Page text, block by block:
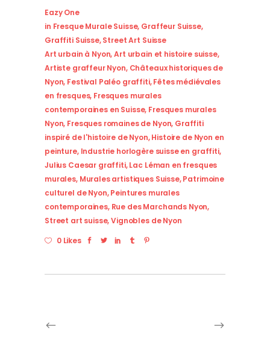
Eazy One
in Fresque Murale Suisse, Graffeur Suisse,
Graffiti Suisse,Street Art Suisse
Art urbain à Nyon,Art urbain et histoire suisse,
Artiste graffeur Nyon, Châteaux historiques de
Nyon, Festival Paléo graffiti,Fêtes médiévales
en fresques, Fresques murales
contemporaines en Suisse, Fresques murales
Nyon, Fresques romaines de Nyon, Graffiti
inspiré de l'histoire de Nyon,Histoire de Nyon en
peinture, Industrie horlogère suisse en graffiti,
Julius Caesar graffiti,Lac Léman en fresques
murales, Murales artistiques Suisse,Patrimoine
culturel de Nyon,Peintures murales
contemporaines, Rue des Marchands Nyon,
Street art suisse,Vignobles de Nyon
0 Likes